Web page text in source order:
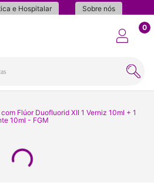
e Hospitalar Sobre nós
0
Flúor Duofluorid XII 1 Verniz 10ml + 1
10ml - FGM